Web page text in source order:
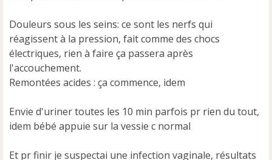
Douleurs sous les seins: ce sont les nerfs qui
réagissent à la pression, fait comme des chocs
électriques, rien à faire ça passera après
l'accouchement.
Remontées acides : ça commence, idem
Envie d'uriner toutes les 10 min parfois pr rien du tout,
idem bébé appuie sur la vessie c normal
Et pr finir je suspectai une infection vaginale, résultats